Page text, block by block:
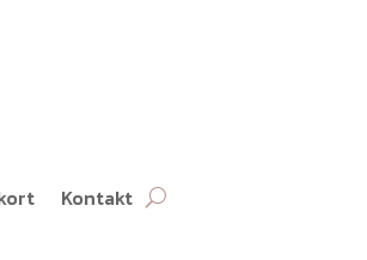
Kontakt